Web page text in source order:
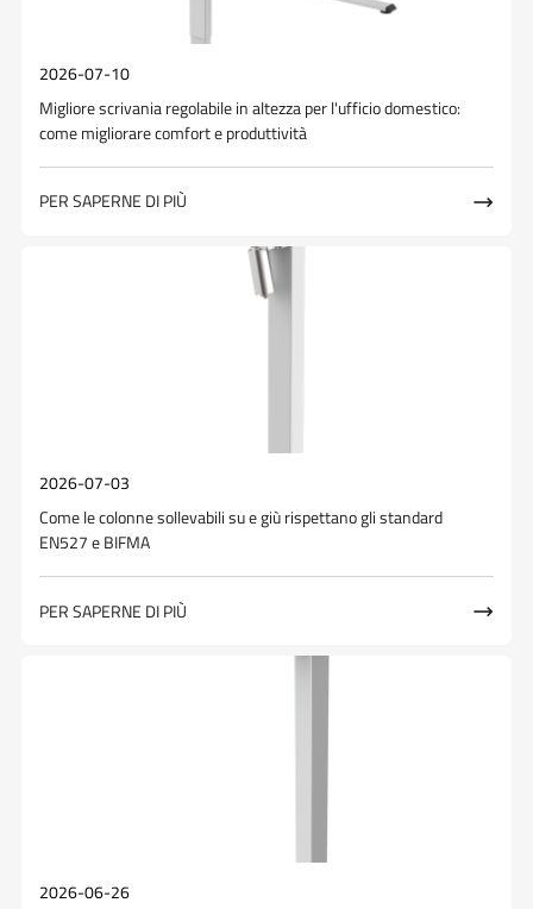
2026-07-10
Migliore scrivania regolabile in altezza per l'ufficio domestico:
come migliorare comfort e produttività
PER SAPERNE DI PIÙ 
2026-07-03
Come le colonne sollevabili su e giù rispettano gli standard
EN527 e BIFMA
PER SAPERNE DI PIÙ 
2026-06-26